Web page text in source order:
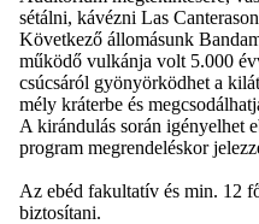
sétálni, kávézni Las
Következő állomásunk
működő vulkánja volt 5.000
csúcsáról gyönyörködhet a
mély kráterbe és
A kirándulás során igényelhet
program megrendeléskor
Az ebéd fakultatív és min. 12
biztosítani.